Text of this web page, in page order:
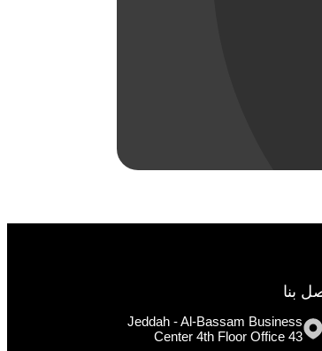
بنا
Jeddah - Al-Bassam Business
Center 4th Floor Office 43